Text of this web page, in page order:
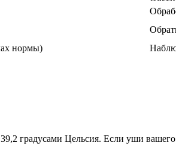
нормы)
градусами Цельсия. Если уши